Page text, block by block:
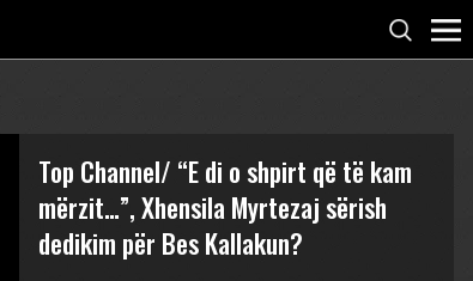
Top Channel/ “E di o shpirt që të kam
mërzit…”, Xhensila Myrtezaj sërish
dedikim për Bes Kallakun?